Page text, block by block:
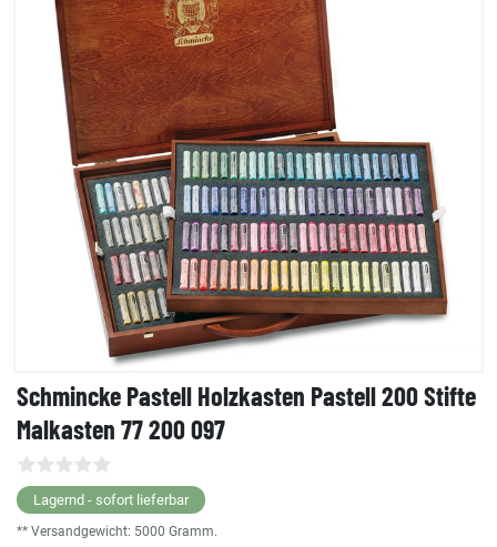
Schmincke Pastell Holzkasten Pastell 200 Stifte
Malkasten 77 200 097
Lagernd - sofort lieferbar
** Versandgewicht: 5000 Gramm.